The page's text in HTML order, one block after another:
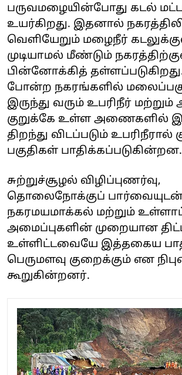
பருவமழையின்போது கடல்
உயர்கிறது. இதனால்
வெளியேறும் மழைநீர்
முடியாமல் மீண்டும்
பின்னோக்கித்
போன்ற நகரங்களில்
இருந்து வரும் உபரிநீர்
குறுக்கே உள்ள அணைகளில்
திறந்து விடப்படும் உபரிநீரால்
பகுதிகள் பாதிக்கப்படுகின்றன.
சுற்றுச்சூழல் விழிப்புணர்வு,
தொலைநோக்குப் பார்வையுடன்
நகரமயமாக்கல் மற்றும்
அமைப்புகளின் முறையான
உள்ளிட்டவையே இத்தகைய
பெருமளவு குறைக்கும் என
கூறுகின்றனர்.